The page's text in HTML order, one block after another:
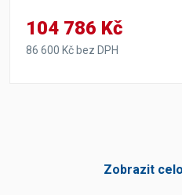
104 786 Kč
86 600 Kč bez DPH
Zobrazit